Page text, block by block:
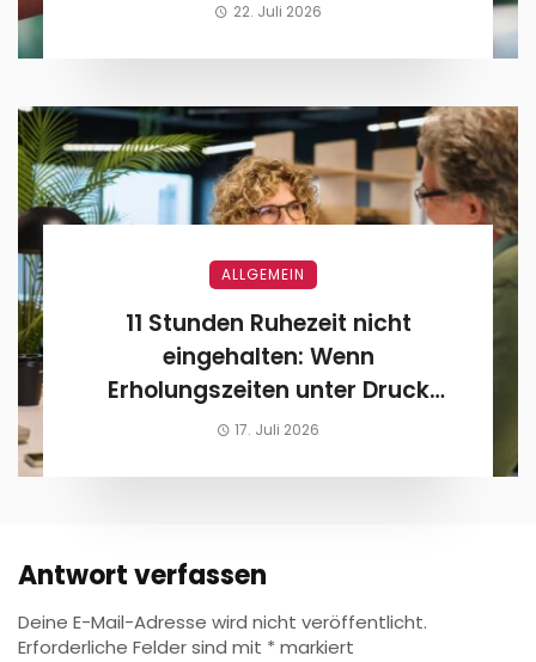
22. Juli 2026
ALLGEMEIN
11 Stunden Ruhezeit nicht
eingehalten: Wenn
Erholungszeiten unter Druck
geraten
17. Juli 2026
Antwort verfassen
Deine E-Mail-Adresse wird nicht veröffentlicht.
Erforderliche Felder sind mit * markiert